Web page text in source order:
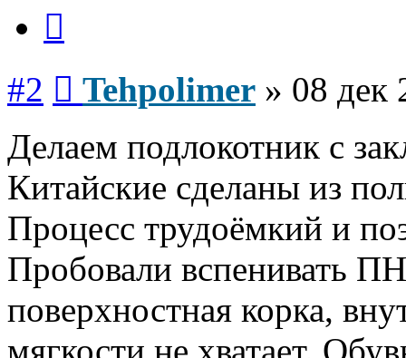
#2 Tehpolimer » 08 дек
Делаем подлокотник с
Китайские сделаны из
Процесс трудоёмкий и
Пробовали вспенивать
поверхностная корка,
мягкости не хватает.